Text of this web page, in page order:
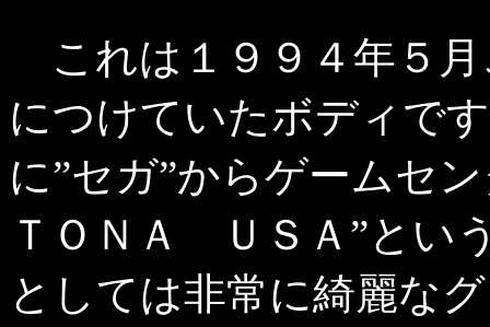
これは１９９４年５
につけていたボディで
に”セガ”からゲームセ
ＴＯＮＡ ＵＳＡ”とい
としては非常に綺麗な